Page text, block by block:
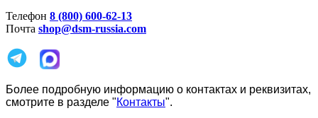
Телефон 8 (800) 600-62-13
Почта shop@dsm-russia.com
Более подробную информацию о контактах и реквизитах,
смотрите в разделе "Контакты".